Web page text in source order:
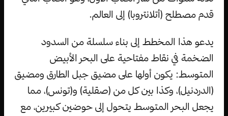
قدم مصطلح (أتلانتروبا) إلى العالم.
يدعو هذا المخطط إلى بناء سلسلة من السدود
الضخمة في نقاط مفتاحية على البحر الأبيض
المتوسط: يكون أولها على مضيق جبل الطارق ومضيق
(الدردنيل)، وكذا بين كل من (صقلية) و(تونس)، مما
يجعل البحر المتوسط يتحول إلى حوضين كبيرين، مع